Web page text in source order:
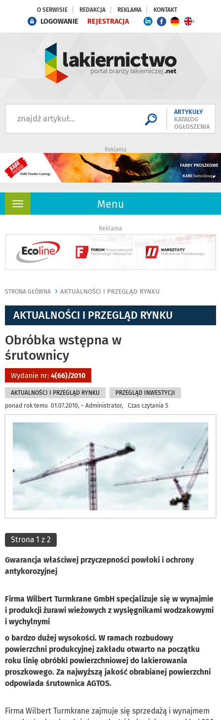
O SERWISIE REDAKCJA REKLAMA KONTAKT
LOGOWANIE REJESTRACJA
ARTYKUŁY
KATALOG
OGŁOSZENIA
Reklama
Menu
Rozwiń
Reklama
STRONA GŁÓWNA AKTUALNOŚCI I PRZEGLĄD RYNKU
AKTUALNOŚCI I PRZEGLĄD RYNKU
Obróbka wstępna w
śrutownicy
Wydanie nr: 4(66)/2010
AKTUALNOŚCI I PRZEGLĄD RYNKU
PRZEGLĄD INWESTYCJI
ponad rok temu 01.07.2010, ~ Administrator, Czas czytania 5
Strona 1 z 2
Gwarancja właściwej przyczepności powłoki i ochrony
antykorozyjnej
Firma Wilbert Turmkrane GmbH specjalizuje się w wynajmie
i produkcji żurawi wieżowych z wysięgnikami wodzakowymi
i wychylnymi
o bardzo dużej wysokości. W ramach rozbudowy
powierzchni produkcyjnej zakładu otwarto na początku
roku linię obróbki powierzchniowej do lakierowania
proszkowego. Za najwyższą jakość obrabianej powierzchni
odpowiada śrutownica AGTOS.
Firma Wilbert Turmkrane zajmuje się sprzedażą i wynajmem